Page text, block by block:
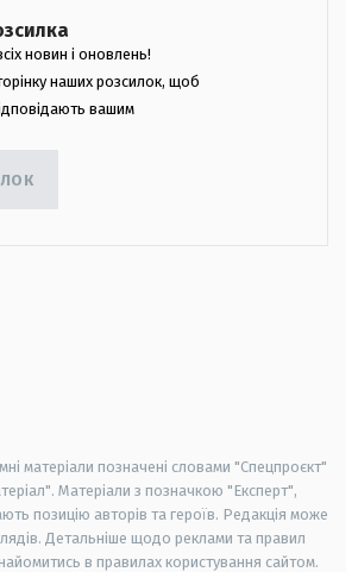
новин і оновлень!
наших розсилок, щоб
вашим
матеріали позначені словами "Спецпроєкт"
Матеріали з позначкою "Експерт",
позицію авторів та героїв. Редакція може
Детальніше щодо реклами та правил
в правилах користування сайтом.